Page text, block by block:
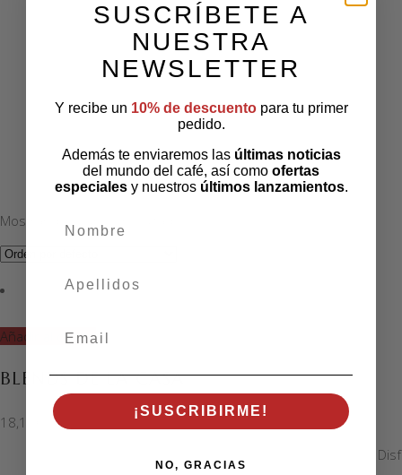
Mostrando el único resultado
Añadir al carrito
BLENDS DE LA CASA
18,10
SUSCRÍBETE A
NUESTRA
NEWSLETTER
Y recibe un 10% de descuentopara tu primer
pedido.
Además te enviaremos las últimas noticias
del mundo del café, así como ofertas
especialesy nuestros últimos lanzamientos.
¡SUSCRIBIRME!
NO, GRACIAS